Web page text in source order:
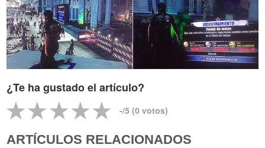
¿Te ha gustado el artículo?
-/5 (0 votos)
ARTÍCULOS RELACIONADOS